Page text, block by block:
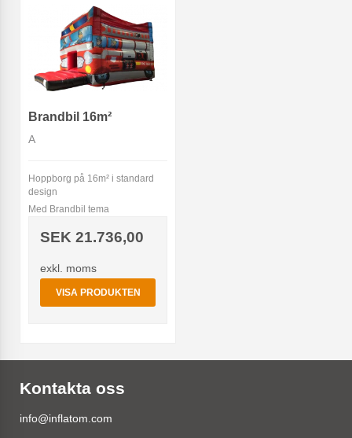
Brandbil 16m²
A
Hoppborg på 16m² i standard
design
Med Brandbil tema
SEK 21.736,00
exkl. moms
VISA PRODUKTEN
Kontakta oss
info@inflatom.com